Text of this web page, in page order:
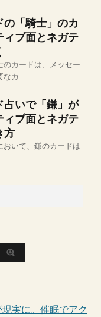
「騎士」のカ
ィブ面とネガテ
のカードは、メッセー
なカ
占いで「鎌」が
ィブ面とネガテ
方
おいて、鎌のカードは
実に。催眠でアク